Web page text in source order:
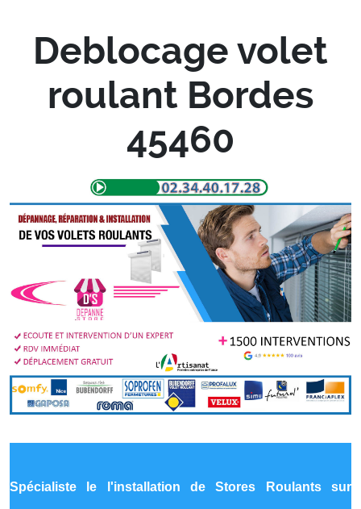
Deblocage volet
roulant Bordes
45460
Spécialiste le l'installation de Stores Roulants sur